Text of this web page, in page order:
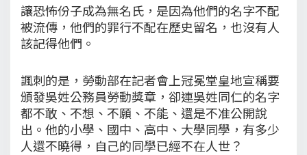
讓恐怖份子成為無名氏，是因為他們的名字不配
被流傳，他們的罪行不配在歷史留名，也沒有人
該記得他們。
諷刺的是，勞動部在記者會上冠冕堂皇地宣稱要
頒發吳姓公務員勞動獎章，卻連吳姓同仁的名字
都不敢、不想、不願、不能、還是不准公開說
出。他的小學、國中、高中、大學同學，有多少
人還不曉得，自己的同學已經不在人世？